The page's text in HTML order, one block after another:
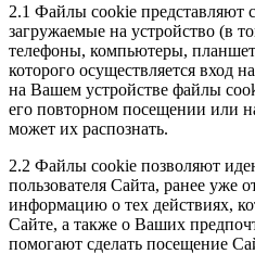
2.1 Файлы cookie представляют
загружаемые на устройство (в
телефоны, компьютеры,
которого осуществляется вход
на Вашем устройстве файлы
его повторном посещении или
может их распознать.
2.2 Файлы cookie позволяют
пользователя Сайта, ранее уже
информацию о тех действиях,
Сайте, а также о Ваших
помогают сделать посещение